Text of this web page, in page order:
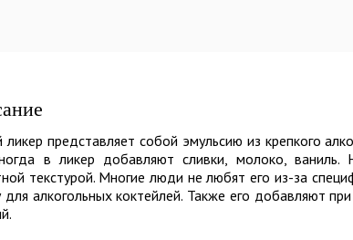
ликер представляет собой эмульсию из крепкого
в ликер добавляют сливки, молоко, ваниль.
текстурой. Многие люди не любят его из-за
для алкогольных коктейлей. Также его добавляют